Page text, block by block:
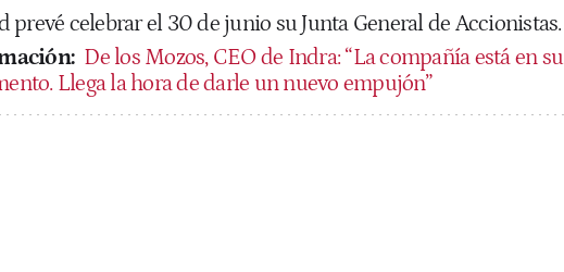
prevé celebrar el 30 de junio su Junta General de Accionistas.
De los Mozos, CEO de Indra: “La compañía está en su
Llega la hora de darle un nuevo empujón”